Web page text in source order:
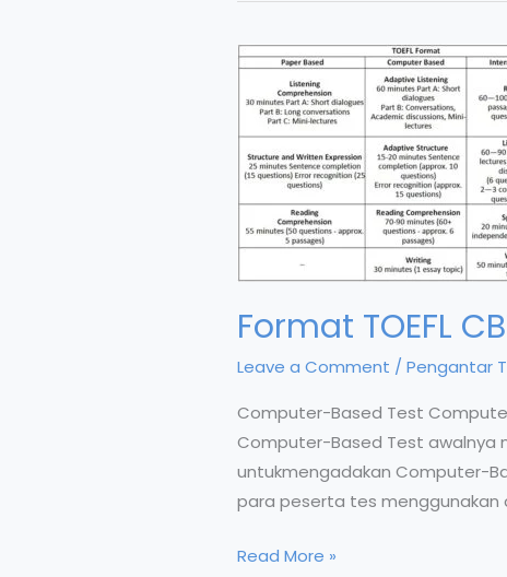
Format TOEFL
Leave a Comment / Pengantar
Computer-Based Test
Computer-Based Test awalnya
untukmengadakan Computer-
para peserta tes
Format
Read More »